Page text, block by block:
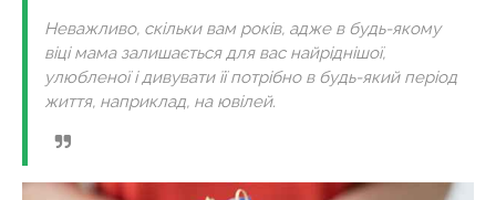
Неважливо, скільки вам років, адже в будь-якому
віці мама залишається для вас найріднішої,
улюбленої і дивувати її потрібно в будь-який період
життя, наприклад, на ювілей.